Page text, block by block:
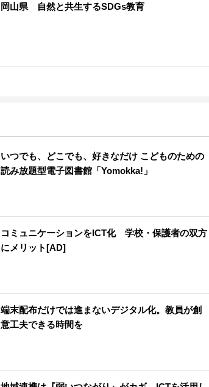
岡山県 自然と共生するSDGs教育
いつでも、どこでも、好きなだけ こどものための
読み放題型電子図書館「Yomokka!」
コミュニケーションをICT化 学校・保護者の双方
にメリット[AD]
端末配布だけでは進まないデジタル化。教員が創
意工夫できる時間を